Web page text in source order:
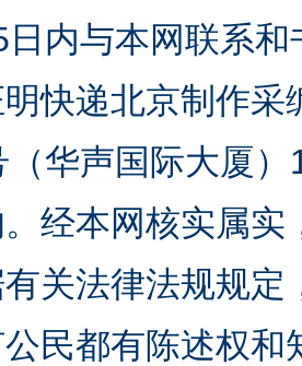
日内与本网联系
快递北京制作
（华声国际大厦
经本网核实属
关法律法规规
民都有陈述权